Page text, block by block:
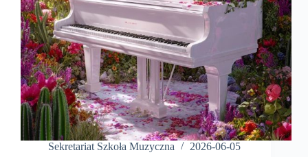
Sekretariat Szkoła Muzyczna 2026-06-05